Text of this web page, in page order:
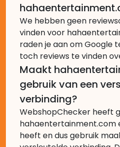
We hebben geen
vinden voor
raden je aan om Google
toch reviews te vinden
Maakt
gebruik van een
verbinding?
WebshopChecker heeft
hahaentertainment.com
heeft en dus gebruik